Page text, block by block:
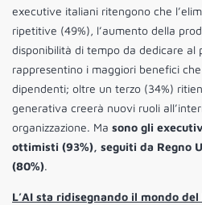
executive italiani ritengono che
ripetitive (49%), l’aumento della
disponibilità di tempo da dedicare al
rappresentino i maggiori benefici
dipendenti; oltre un terzo (34%)
generativa creerà nuovi ruoli
organizzazione. Ma sono gli
ottimisti (93%), seguiti da Regno
(80%).
L’AI sta ridisegnando il mondo